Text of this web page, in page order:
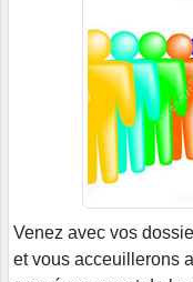
Venez avec vos
et vous acceuillerons